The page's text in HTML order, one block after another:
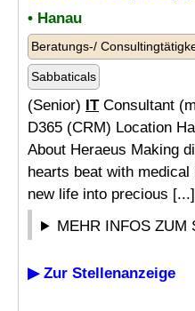
• Hanau
Beratungs-/
Sabbaticals
(Senior) ITConsultant
D365 (CRM) Location
About Heraeus Making
hearts beat with
new life into precious [...]
MEHR INFOS ZUM
▶ Zur Stellenanzeige